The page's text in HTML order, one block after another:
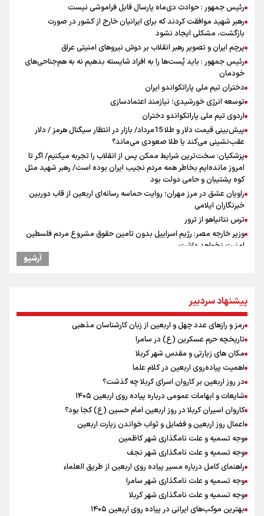
رئیس جمهور : حوادث دی‌ماه پارسال قابل فراموشی نیست
رهبر شهید موافقت کردند که برای ایرانیان خارج از کشور در صورت
بازگشت، مشکلی ایجاد نشود
پرچم ایران و تصویر رهبر انقلاب بر دوش نیروهای امنیتی عراق
رئیس جمهور : باید پُست‌ها را به افراد شایسته بدهیم نه به هم‌جناحی‌های
خودمان
دختران تیم ملی پاراتکواندو ایران
توسعه انرژی خورشیدی؛ نیازمند اعتمادسازی
اردوی تیم ملی پاراتکواندو دختران
پیش‌بینی قیمت دلار و طلا 15مرداد/ بازار در انتظار سیگنال هرمز / دلار
عقب‌نشینی می‌کند یا طلا صعودی می‌ماند؟
پزشکیان: سخت‌ترین شرایط ممکن پس از انقلاب را تجربه میکنیم/ اگر تا
امروز مانده‌ایم بخاطر همه‌ مردم نجیب ایران بوده است/ رهبر شهید مثل
کوه پشتیبان و حامی دولت بود
راویان عشق در مرز مهران؛ روایت حماسه‌ رسانه‌ای اربعین از قاب دوربین
خبرنگاران ایلامی
ترس نتانیاهو از ترور
وزیر خارجه مصر: رژیم اسراییل بدون تامین حقوق مشروع مردم فلسطین
امنیت نخواهد داشت
ندارد
نشست وزیران خارجه مصر، ترکیه، پاکستان و عربستان با محوریت تحولات
منطقه
ارائه بیش از ۲ میلیون خدمات بهداشتی-درمانی به زائران اربعین
معاون وزیر خارجه : مذاکره نه معجزه است و نه خیانت
پخش قسمت اول گفت‌وگوی رئیس‌جمهور بعد از خبر ۲۲
ازهوش مصنوعی تا طلای مجازی/ شجیع: با نگاه بدبینانه هم نتایج هانگژو
را در ناگویا تکرار می‌کنیم+ فیلم
ارتش در آمادگی کامل قرار دارد/ توان رزم ارتش بی وقفه در حال ارتقا است
ونس: ایرانی‌ها مذاکره‌کنندگان سرسختی هستند
آرشیو
پیشنهاد سردبیر
رمز و رازهای عدد چهل و اربعین از زبان کارشناسان مذهبی
تاریخچه حرم عسکرین (ع) در سامرا
مکان های زیارتی و مقدس شهر کربلا
اهمیت پیاده‌روی اربعین در کلام علما
در روز اربعین بر کاروان اسرای کربلا چه گذشت؟
شایعات و ابهامات عمومی درباره پیاده روی اربعین ۱۴۰۵
کاروان اسیران کربلا در روز اربعین امام حسین (ع) کجا بود؟
اعمال روز اربعین و فضایل و ثواب خواندن زیارت اربعین
وجه تسمیه و علت نامگذاری شهر کاظمین
وجه تسمیه و علت نامگذاری شهر نجف
راهنمای کامل درباره مسیر پیاده روی اربعین از طریق العلماء
وجه تسمیه و علت نامگذاری شهر سامرا
وجه تسمیه و علت نامگذاری شهر کربلا
بهترین موکب‌های ایرانی در پیاده روی اربعین ۱۴۰۵